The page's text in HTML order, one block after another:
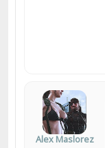
Alex Maslorez